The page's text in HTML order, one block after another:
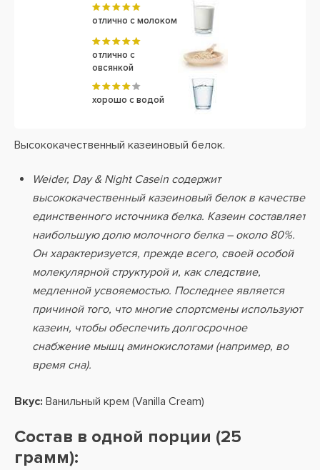
отлично с молоком
отлично с
овсянкой
хорошо с водой
Высококачественный казеиновый белок.
Weider, Day & Night Casein содержит
высококачественный казеиновый белок в качестве
единственного источника белка. Казеин составляет
наибольшую долю молочного белка – около 80%.
Он характеризуется, прежде всего, своей особой
молекулярной структурой и, как следствие,
медленной усвояемостью. Последнее является
причиной того, что многие спортсмены используют
казеин, чтобы обеспечить долгосрочное
снабжение мышц аминокислотами (например, во
время сна).
Вкус: Ванильный крем (Vanilla Cream)
Состав в одной порции (25
грамм):